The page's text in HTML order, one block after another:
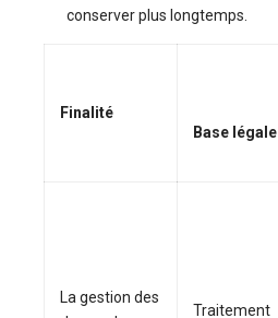
conserver plus longtemps.
Finalité
Base légale
La gestion des
Traitement